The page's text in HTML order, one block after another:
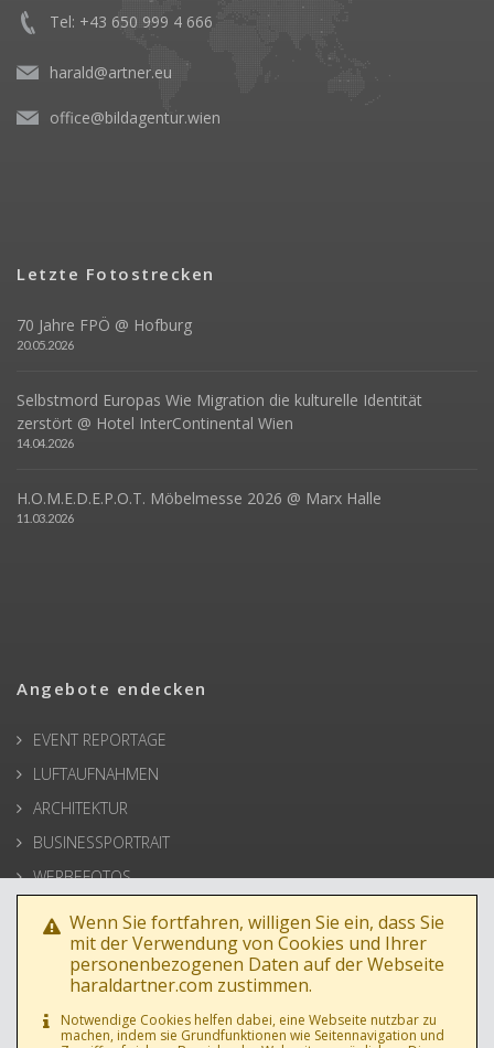
Tel: +43 650 999 4 666
harald@artner.eu
office@bildagentur.wien
Letzte Fotostrecken
70 Jahre FPÖ @ Hofburg
20.05.2026
Selbstmord Europas Wie Migration die kulturelle Identität
zerstört @ Hotel InterContinental Wien
14.04.2026
H.O.M.E.D.E.P.O.T. Möbelmesse 2026 @ Marx Halle
11.03.2026
Angebote endecken
EVENT REPORTAGE
LUFTAUFNAHMEN
ARCHITEKTUR
BUSINESSPORTRAIT
WERBEFOTOS
HOCHZEIT
PRESSE
Wenn Sie fortfahren, willigen Sie ein, dass Sie
mit der Verwendung von Cookies und Ihrer
personenbezogenen Daten auf der Webseite
haraldartner.com zustimmen.
Notwendige Cookies helfen dabei, eine Webseite nutzbar zu
machen, indem sie Grundfunktionen wie Seitennavigation und